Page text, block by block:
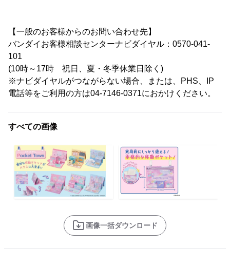
【一般のお客様からのお問い合わせ先】
バンダイお客様相談センターナビダイヤル：0570-041-
101
(10時～17時 祝日、夏・冬季休業日除く)
※ナビダイヤルがつながらない場合、または、PHS、IP
電話等をご利用の方は04-7146-0371におかけください。
すべての画像
画像一括ダウンロード